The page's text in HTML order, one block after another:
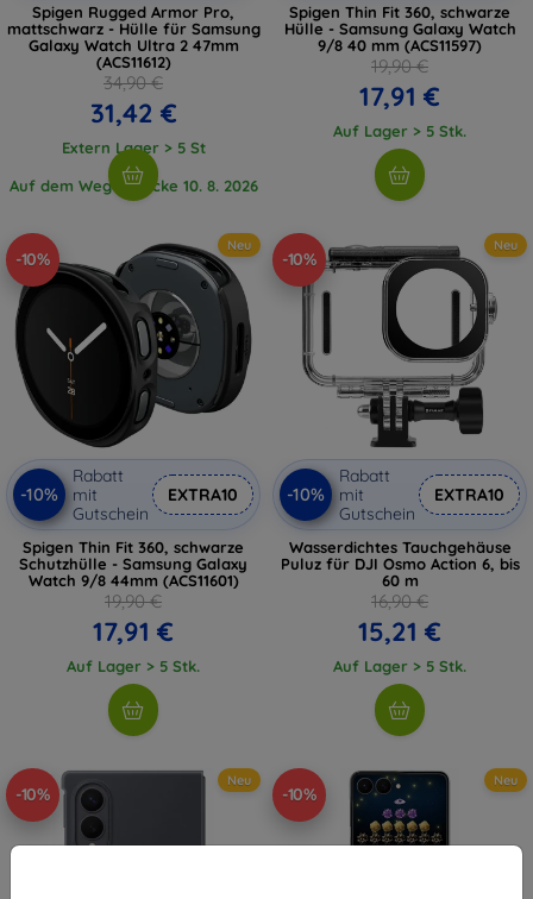
Spigen Rugged Armor Pro,
mattschwarz - Hülle für Samsung
Galaxy Watch Ultra 2 47mm
(ACS11612)
34,90 €
31,42 €
Extern Lager > 5 St
Auf dem Weg 1 Stücke 10. 8. 2026
Spigen Thin Fit 360, schwarze
Hülle - Samsung Galaxy Watch
9/8 40 mm (ACS11597)
19,90 €
17,91 €
Auf Lager > 5 Stk.
-10%
Neu
-10%
Rabatt
mit
Gutschein
EXTRA10
Spigen Thin Fit 360, schwarze
Schutzhülle - Samsung Galaxy
Watch 9/8 44mm (ACS11601)
19,90 €
17,91 €
Auf Lager > 5 Stk.
-10%
Neu
-10%
Rabatt
mit
Gutschein
EXTRA10
Wasserdichtes Tauchgehäuse
Puluz für DJI Osmo Action 6, bis
60 m
16,90 €
15,21 €
Auf Lager > 5 Stk.
-10%
Neu
-10%
Neu